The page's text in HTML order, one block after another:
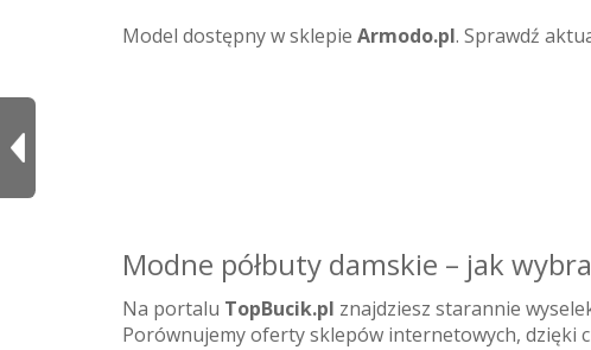
Model dostępny w sklepie Armodo.pl. Sprawdź
Modne półbuty damskie – jak
Na portalu TopBucik.pl znajdziesz starannie
Porównujemy oferty sklepów internetowych, dzięki